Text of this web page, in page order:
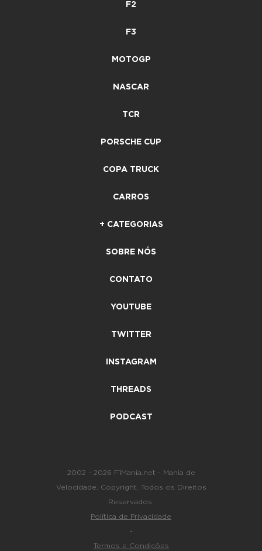
F2
F3
MOTOGP
NASCAR
TCR
PORSCHE CUP
COPA TRUCK
CARROS
+ CATEGORIAS
SOBRE NÓS
CONTATO
YOUTUBE
TWITTER
INSTAGRAM
THREADS
PODCAST
2002 - 2026 F1Mania.net - Mania de
Velocidade. Copyright. Todos os Direitos
Reservados.
Política de Privacidade
-
Termos e Condições